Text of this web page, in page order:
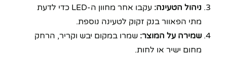
ניהול הטעינה:
עקבו אחר מחוון ה-LED כדי לדעת
מתי הפאוור בנק זקוק לטעינה נוספת.
שמירה על המוצר: שמרו במקום יבש וקריר, הרחק
מחום ישיר או לחות.